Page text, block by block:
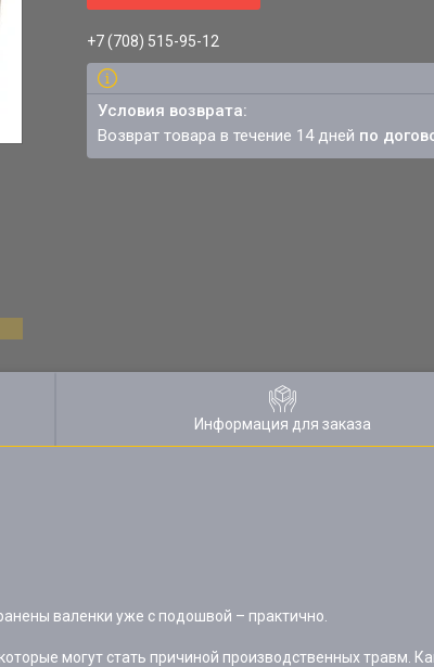
+7 (708) 515-95-12
возврат товара в течение 14 дней по
Информация для заказа
валенки уже с подошвой – практично.
могут стать причиной производственных травм.